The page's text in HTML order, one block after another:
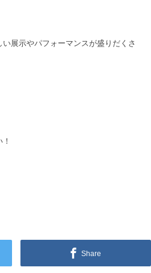
展示やパフォーマンスが盛りだくさ
Share